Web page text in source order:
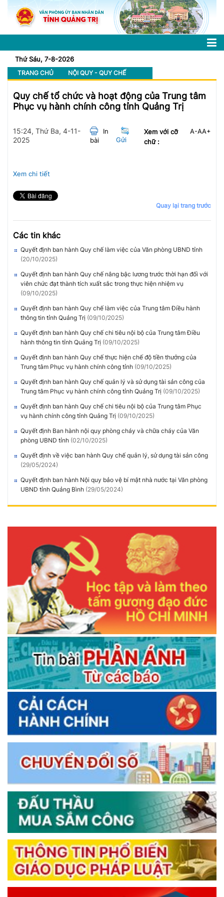
Thứ Sáu, 7-8-2026
TRANG CHỦ NỘI QUY - QUY CHẾ
Quy chế tổ chức và hoạt động của Trung tâm
Phục vụ hành chính công tỉnh Quảng Trị
15:24, Thứ Ba, 4-11-
2025
In
bài
Gửi
Xem với cỡ
chữ :
A-AA+
Xem chi tiết
Quay lại trang trước
Các tin khác
Quyết định ban hành Quy chế làm việc của Văn phòng UBND tỉnh
(20/10/2025)
Quyết định ban hành Quy chế nâng bậc lương trước thời hạn đối với
viên chức đạt thành tích xuất sắc trong thực hiện nhiệm vụ
(09/10/2025)
Quyết định ban hành Quy chế làm việc của Trung tâm Điều hành
thông tin tỉnh Quảng Trị (09/10/2025)
Quyết định ban hành Quy chế chi tiêu nội bộ của Trung tâm Điều
hành thông tin tỉnh Quảng Trị (09/10/2025)
Quyết định ban hành Quy chế thực hiện chế độ tiền thưởng của
Trung tâm Phục vụ hành chính công tỉnh (09/10/2025)
Quyết định ban hành Quy chế quản lý và sử dụng tài sản công của
Trung tâm Phục vụ hành chính công tỉnh Quảng Trị (09/10/2025)
Quyết định ban hành Quy chế chi tiêu nội bộ của Trung tâm Phục
vụ hành chính công tỉnh Quảng Trị (09/10/2025)
Quyết định Ban hành nội quy phòng cháy và chữa cháy của Văn
phòng UBND tỉnh (02/10/2025)
Quyết định về việc ban hành Quy chế quản lý, sử dụng tài sản công
(29/05/2024)
Quyết định ban hành Nội quy bảo vệ bí mật nhà nước tại Văn phòng
UBND tỉnh Quảng Bình (29/05/2024)